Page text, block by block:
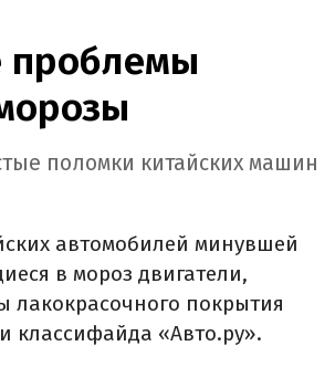
проблемы
поломки китайских машин
автомобилей минувшей
в мороз двигатели,
лакокрасочного покрытия
классифайда «Авто.ру».